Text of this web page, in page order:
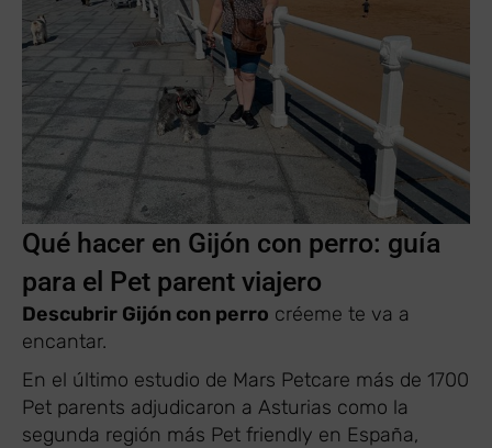
Qué hacer en Gijón con perro: guía
para el Pet parent viajero
Descubrir Gijón con perro créeme te va a
encantar.
En el último estudio de Mars Petcare más de 1700
Pet parents adjudicaron a Asturias como la
segunda región más Pet friendly en España,